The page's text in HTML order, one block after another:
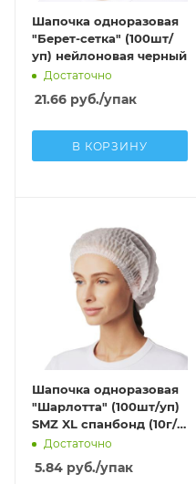
Шапочка одноразовая
"Берет-сетка" (100шт/
уп) нейлоновая черный
Достаточно
21.66 руб./упак
В КОРЗИНУ
Шапочка одноразовая
"Шарлотта" (100шт/уп)
SMZ XL спанбонд (10г/
м2) белый
Достаточно
5.84 руб./упак